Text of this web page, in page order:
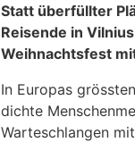
Statt überfüllter
Reisende in
Weihnachtsfest
In Europas
dichte
Warteschlangen